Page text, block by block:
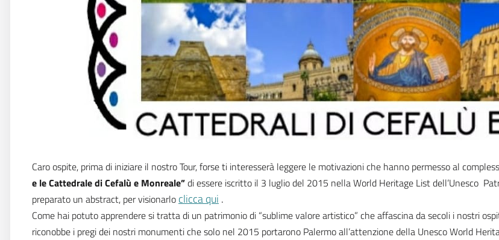
Caro ospite, prima di iniziare il nostro Tour, forse ti interesserà leggere le motivazioni che hanno permesso al
e le Cattedrale di Cefalù e Monreale”di essere iscritto il 3 luglio del 2015 nella World Heritage List dell’Unesco 
preparato un abstract, per visionarlo clicca qui .
Come hai potuto apprendere si tratta di un patrimonio di “sublime valore artistico” che affascina da secoli i nostri
riconobbe i pregi dei nostri monumenti che solo nel 2015 portarono Palermo all’attenzione della Unesco World